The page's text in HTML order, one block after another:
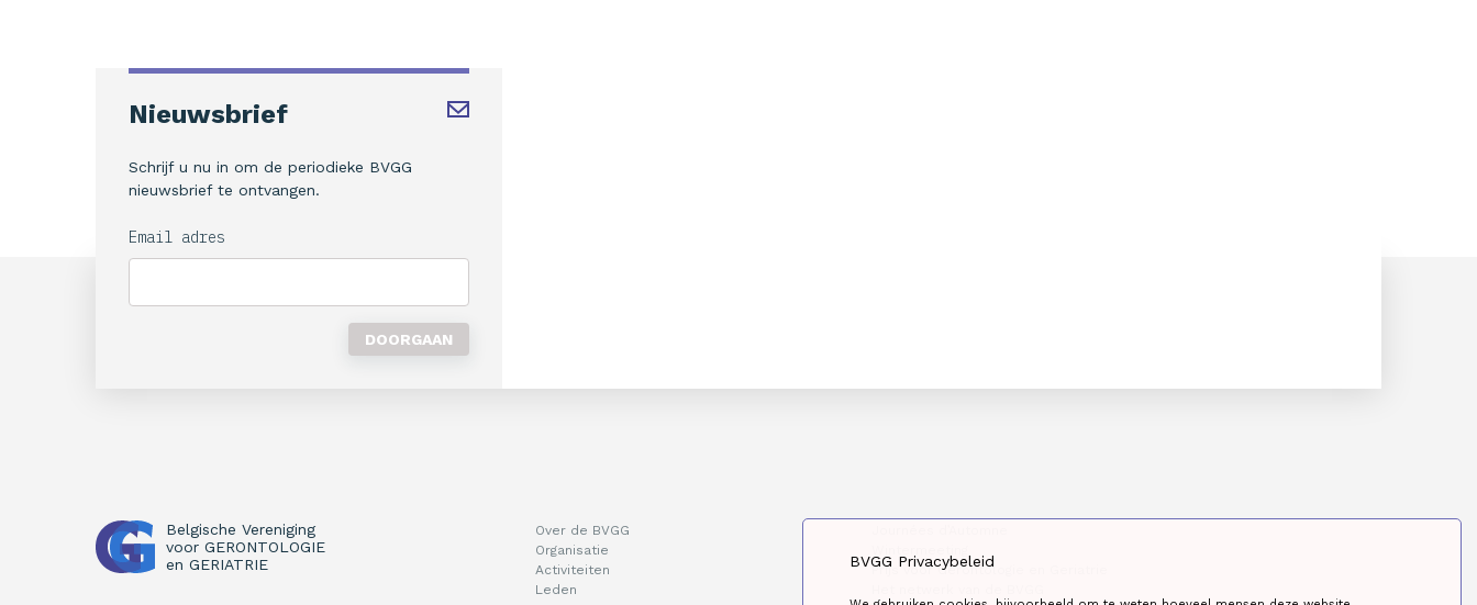
Nieuwsbrief
Schrijf u nu in om de periodieke BVGG
nieuwsbrief te ontvangen.
Email adres
Belgische Vereniging
voor GERONTOLOGIE
en GERIATRIE
Over de BVGG
Organisatie
Activiteiten
Leden
Prijs voor Gerontologie en Geriatrie
BVGG Privacybeleid